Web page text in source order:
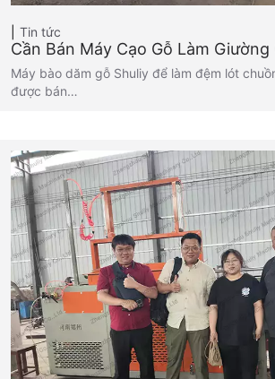
Tin tức
Cần Bán Máy Cạo Gỗ Làm
Máy bào dăm gỗ Shuliy để làm đệm lót
được bán…